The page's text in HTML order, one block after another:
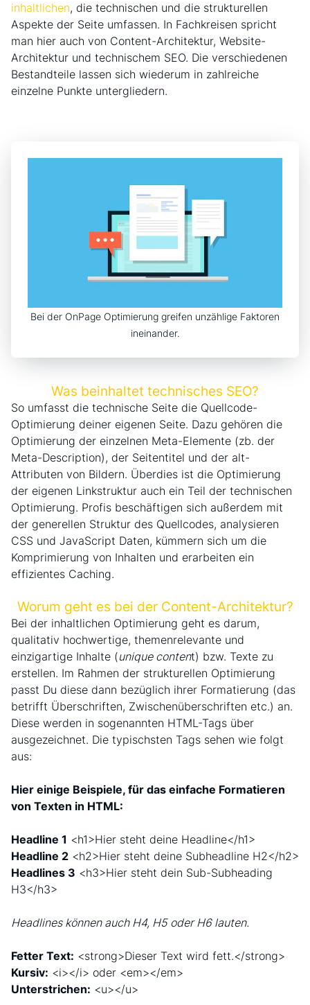
inhaltlichen, die technischen und die strukturellen
Aspekte der Seite umfassen. In Fachkreisen spricht
man hier auch von Content-Architektur, Website-
Architektur und technischem SEO. Die verschiedenen
Bestandteile lassen sich wiederum in zahlreiche
einzelne Punkte untergliedern.
Bei der OnPage Optimierung greifen unzählige Faktoren
ineinander.
Was beinhaltet technisches SEO?
So umfasst die technische Seite die Quellcode-
Optimierung deiner eigenen Seite. Dazu gehören die
Optimierung der einzelnen Meta-Elemente (zb. der
Meta-Description), der Seitentitel und der alt-
Attributen von Bildern. Überdies ist die Optimierung
der eigenen Linkstruktur auch ein Teil der technischen
Optimierung. Profis beschäftigen sich außerdem mit
der generellen Struktur des Quellcodes, analysieren
CSS und JavaScript Daten, kümmern sich um die
Komprimierung von Inhalten und erarbeiten ein
effizientes Caching.
Worum geht es bei der Content-Architektur?
Bei der inhaltlichen Optimierung geht es darum,
qualitativ hochwertige, themenrelevante und
einzigartige Inhalte (unique content) bzw. Texte zu
erstellen. Im Rahmen der strukturellen Optimierung
passt Du diese dann bezüglich ihrer Formatierung (das
betrifft Überschriften, Zwischenüberschriften etc.) an.
Diese werden in sogenannten HTML-Tags über
ausgezeichnet. Die typischsten Tags sehen wie folgt
aus:
Hier einige Beispiele, für das einfache Formatieren
von Texten in HTML:
Headline 1 <h1>Hier steht deine Headline</h1>
Headline 2 <h2>Hier steht deine Subheadline H2</h2>
Headlines 3 <h3>Hier steht dein Sub-Subheading
H3</h3>
Headlines können auch H4, H5 oder H6 lauten.
Fetter Text: <strong>Dieser Text wird fett.</strong>
Kursiv: <i></i> oder <em></em>
Unterstrichen: <u></u>